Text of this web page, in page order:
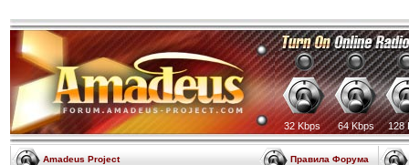
32 Kbps 64 Kbps 128
Amadeus Project Правила Форума